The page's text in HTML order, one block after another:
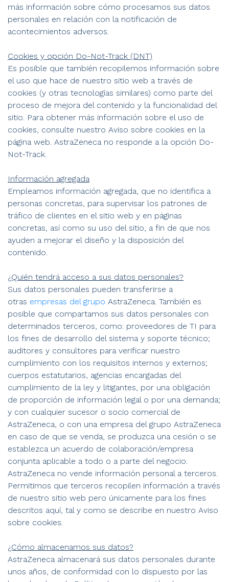
más información sobre cómo procesamos sus datos
personales en relación con la notificación de
acontecimientos adversos.
Cookies y opción Do-Not-Track (DNT)
Es posible que también recopilemos información sobre
el uso que hace de nuestro sitio web a través de
cookies (y otras tecnologías similares) como parte del
proceso de mejora del contenido y la funcionalidad del
sitio. Para obtener más información sobre el uso de
cookies, consulte nuestro Aviso sobre cookies en la
página web. AstraZeneca no responde a la opción Do-
Not-Track.
Información agregada
Empleamos información agregada, que no identifica a
personas concretas, para supervisar los patrones de
tráfico de clientes en el sitio web y en páginas
concretas, así como su uso del sitio, a fin de que nos
ayuden a mejorar el diseño y la disposición del
contenido.
¿Quién tendrá acceso a sus datos personales?
Sus datos personales pueden transferirse a
otras empresas del grupo AstraZeneca. También es
posible que compartamos sus datos personales con
determinados terceros, como: proveedores de TI para
los fines de desarrollo del sistema y soporte técnico;
auditores y consultores para verificar nuestro
cumplimiento con los requisitos internos y externos;
cuerpos estatutarios, agencias encargadas del
cumplimiento de la ley y litigantes, por una obligación
de proporción de información legal o por una demanda;
y con cualquier sucesor o socio comercial de
AstraZeneca, o con una empresa del grupo AstraZeneca
en caso de que se venda, se produzca una cesión o se
establezca un acuerdo de colaboración/empresa
conjunta aplicable a todo o a parte del negocio.
AstraZeneca no vende información personal a terceros.
Permitimos que terceros recopilen información a través
de nuestro sitio web pero únicamente para los fines
descritos aquí, tal y como se describe en nuestro Aviso
sobre cookies.
¿Cómo almacenamos sus datos?
AstraZeneca almacenará sus datos personales durante
unos años, de conformidad con lo dispuesto por las